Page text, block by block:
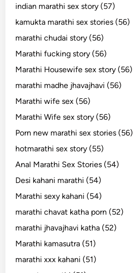
indian marathi sex story (57)
kamukta marathi sex stories (56)
marathi chudai story (56)
Marathi fucking story (56)
Marathi Housewife sex story (56)
marathi madhe jhavajhavi (56)
Marathi wife sex (56)
Marathi Wife sex story (56)
Porn new marathi sex stories (56)
hotmarathi sex story (55)
Anal Marathi Sex Stories (54)
Desi kahani marathi (54)
Marathi sexy kahani (54)
marathi chavat katha porn (52)
marathi jhavajhavi katha (52)
Marathi kamasutra (51)
marathi xxx kahani (51)